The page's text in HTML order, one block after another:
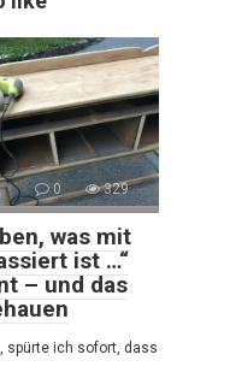
0 329
was mit
ist …“
– und das
spürte ich sofort, dass